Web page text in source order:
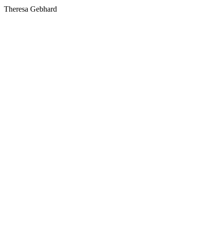
Theresa Gebhard